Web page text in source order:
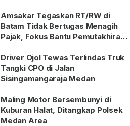
Amsakar Tegaskan RT/RW di
Batam Tidak Bertugas Menagih
Pajak, Fokus Bantu Pemutakhiran
Driver Ojol Tewas Terlindas Truk
Tangki CPO di Jalan
Sisingamangaraja Medan
Maling Motor Bersembunyi di
Kuburan Halat, Ditangkap Polsek
Medan Area